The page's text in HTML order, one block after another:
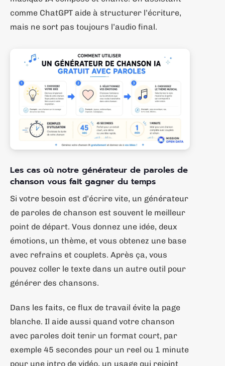
comme ChatGPT aide à structurer l’écriture,
mais ne sort pas toujours l’audio final.
Les cas où notre générateur de paroles de
chanson vous fait gagner du temps
Si votre besoin est d’écrire vite, un générateur
de paroles de chanson est souvent le meilleur
point de départ. Vous donnez une idée, deux
émotions, un thème, et vous obtenez une base
avec refrains et couplets. Après ça, vous
pouvez coller le texte dans un autre outil pour
générer des chansons.
Dans les faits, ce flux de travail évite la page
blanche. Il aide aussi quand votre chanson
avec paroles doit tenir un format court, par
exemple 45 secondes pour un reel ou 1 minute
pour une intro de vidéo, un usage qui rejoint